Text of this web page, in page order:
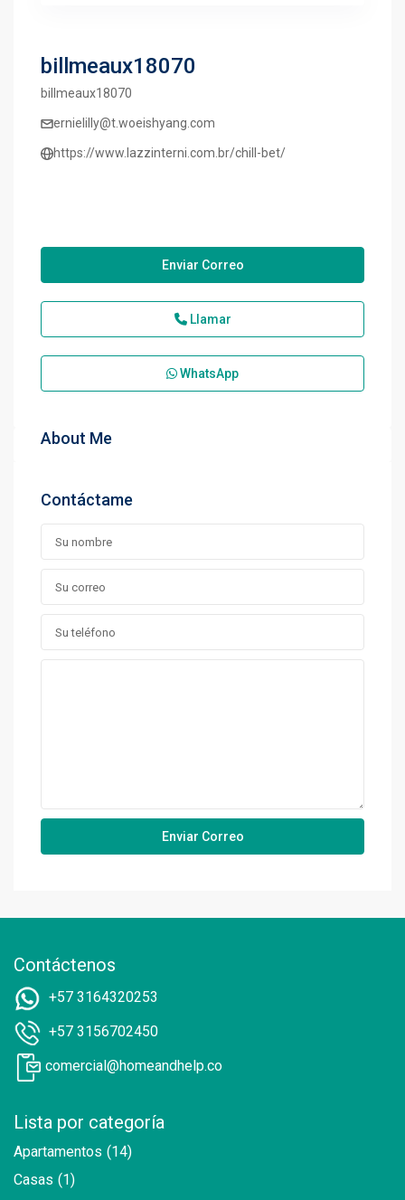
billmeaux18070
billmeaux18070
ernielilly@t.woeishyang.com
https://www.lazzinterni.com.br/chill-bet/
Enviar Correo
Llamar
WhatsApp
About Me
Contáctame
Contáctenos
+57 3164320253
+57 3156702450
comercial@homeandhelp.co
Lista por categoría
Apartamentos (14)
Casas (1)